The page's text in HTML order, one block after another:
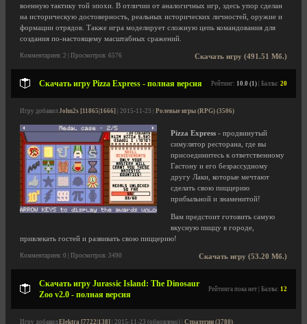
военную тактику той эпохи. В отличии от аналогичных игр, здесь упор сделан
на историческую достоверность, реальных исторических личностей, оружие и
формации отрядов. Также игра моделирует сложную цепь командования для
создания по-настоящему масштабных сражений.
Скачать игру (491.51 Мб.)
Комментариев: 2 | Просмотров: 6576
Скачать игру Pizza Express - полная версия Рейтинг: 10.0 (1) | Баллы: 20
Игру добавил John2s [11865|1666] | 2015-11-23 | Ролевые игры (RPG) (3506)
Pizza Express - продвинутый
симулятор ресторана, где вы
присоединитесь к ответственному
Гастону и его безрассудному
другу Лаки, которые мечтают
сделать свою пиццерию
прибыльной и знаменитой!
Вам предстоит готовить самую
вкусную пиццу в городе,
привлекать гостей и развивать свою пиццерию!
Скачать игру (53.20 Мб.)
Комментариев: 0 | Просмотров: 3490
Скачать игру Jurassic Island: The Dinosaur
Zoo v2.0 - полная версия
Рейтинга пока нет | Баллы: 12
Игру добавил Elektra [7722|138] | 2015-11-23 (обновлено) | Стратегии (3780)